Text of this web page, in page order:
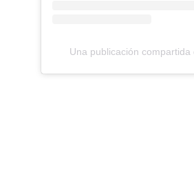
Una publicación